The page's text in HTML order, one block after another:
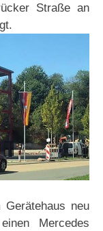
Straße an
neu
Mercedes